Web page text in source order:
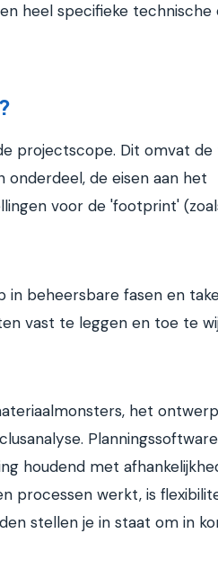
heel specifieke technische
projectscope. Dit omvat de
de eisen aan het
voor de 'footprint'
beheersbare fasen en
vast te leggen en toe te
het
houdend met
processen werkt, is
stellen je in staat om in